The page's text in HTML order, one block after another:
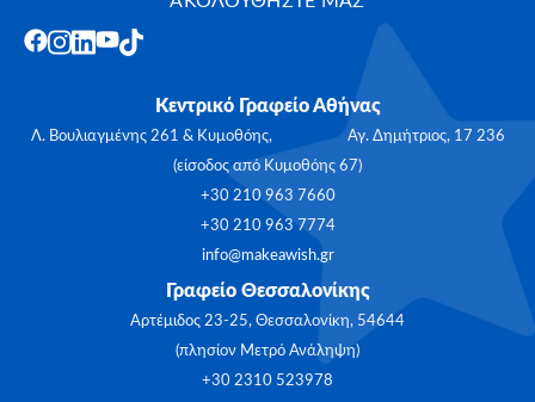
Κεντρικό Γραφείο Αθήνας
Λ. Βουλιαγμένης 261 & Κυμοθόης, Αγ. Δημήτριος, 17 236
(είσοδος από Κυμοθόης 67)
+30 210 963 7660
+30 210 963 7774
info@makeawish.gr
Γραφείο Θεσσαλονίκης
Αρτέμιδος 23-25, Θεσσαλονίκη, 54644
(πλησίον Μετρό Ανάληψη)
+30 2310 523978